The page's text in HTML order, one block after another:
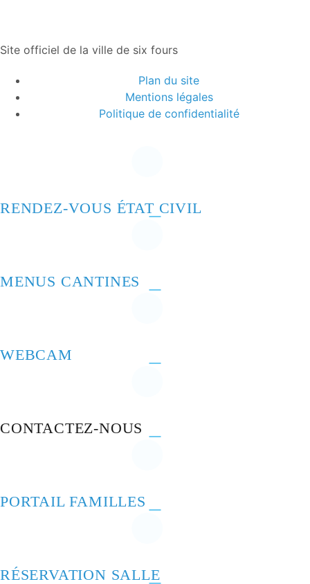
Site officiel de la ville de six fours
Plan du site
Mentions légales
Politique de confidentialité
RENDEZ-VOUS ÉTAT CIVIL
MENUS CANTINES
WEBCAM
CONTACTEZ-NOUS
PORTAIL FAMILLES
RÉSERVATION SALLE